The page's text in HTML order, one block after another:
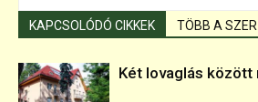
KAPCSOLÓDÓ CIKKEK TÖBB A
Két lovaglás között